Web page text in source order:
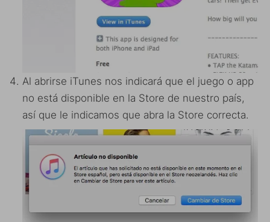
Al abrirse iTunes nos indicará que el juego o app
no está disponible en la Store de nuestro país,
así que le indicamos que abra la Store correcta.